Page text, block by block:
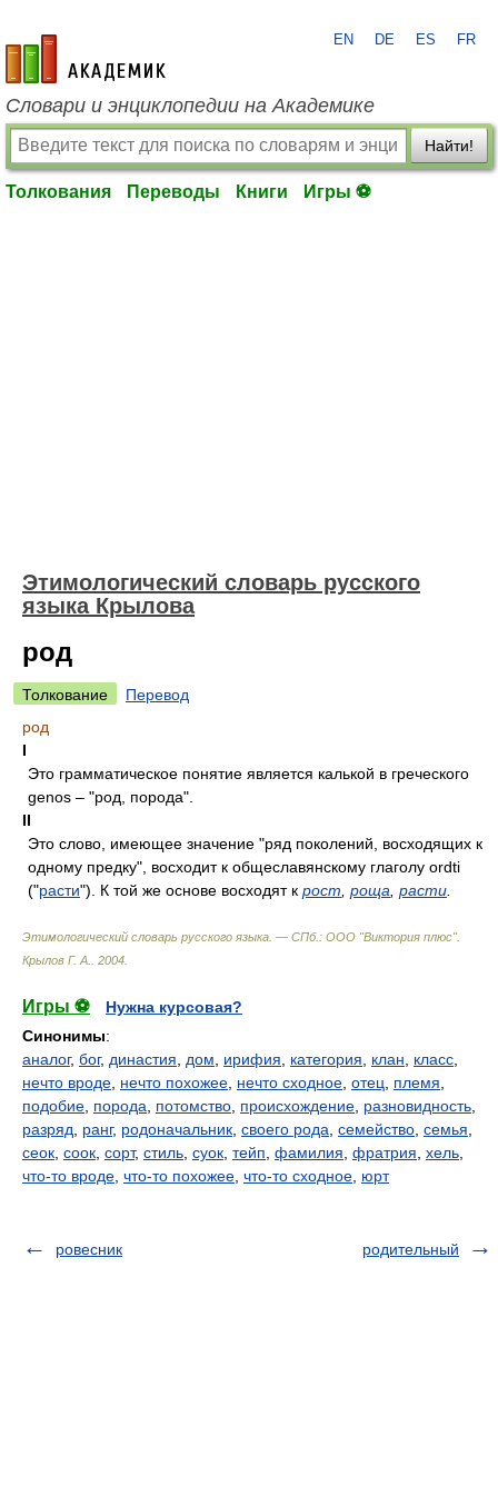
academic.ru
EN DE ES FR
Словари и энциклопедии на Академике
Найти!
Толкования Переводы Книги Игры ⚽
Этимологический словарь русского
языка Крылова
род
Толкование
Перевод
род
I
Это грамматическое понятие является калькой в греческого
genos – "род, порода".
II
Это слово, имеющее значение "ряд поколений, восходящих к
одному предку", восходит к общеславянскому глаголу ordti
("расти"). К той же основе восходят к рост роща расти
Этимологический словарь русского языка. — СПб.: ООО "Виктория плюс".
Крылов Г. А.
2004
Игры ⚽
Нужна курсовая?
Синонимы:
аналог, бог, династия дом ирифия категория клан класс
нечто вроде нечто похожее нечто сходное отец племя
подобие порода потомство происхождение разновидность
разряд
ранг, родоначальник своего рода семейство семья
сеок соок сорт, стиль суок тейп фамилия фратрия хель
что-то вроде что-то похожее что-то сходное юрт
ровесник родительный